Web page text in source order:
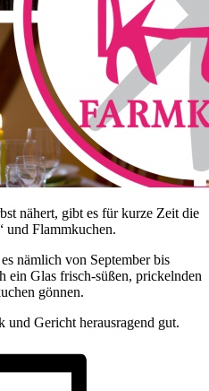
nähert, gibt es für kurze Zeit die
und Flammkuchen.
nämlich von September bis
ein Glas frisch-süßen, prickelnden
gönnen.
und Gericht herausragend gut.